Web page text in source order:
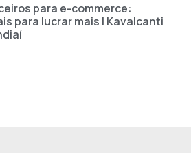
para e-commerce:
para lucrar mais | Kavalcanti